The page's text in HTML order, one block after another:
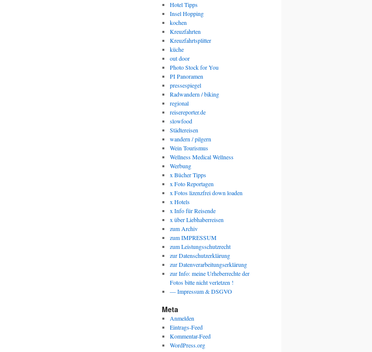
Hotel Tipps
Insel Hopping
kochen
Kreuzfahrten
Kreuzfahrtsplitter
küche
out door
Photo Stock for You
PI Panoramen
pressespiegel
Radwandern / biking
regional
reisereporter.de
slowfood
Städtereisen
wandern / pilgern
Wein Tourismus
Wellness Medical Wellness
Werbung
x Bücher Tipps
x Foto Reportagen
x Fotos lizenzfrei down loaden
x Hotels
x Info für Reisende
x über Liebhaberreisen
zum Archiv
zum IMPRESSUM
zum Leistungsschutzrecht
zur Datenschutzerklärung
zur Datenverarbeitungserklärung
zur Info: meine Urheberrechte der
Fotos bitte nicht verletzen !
— Impressum & DSGVO
Meta
Anmelden
Eintrags-Feed
Kommentar-Feed
WordPress.org